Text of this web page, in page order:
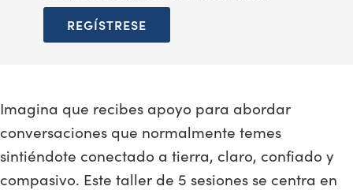
REGÍSTRESE
Imagina que recibes apoyo para abordar
conversaciones que normalmente temes
sintiéndote conectado a tierra, claro, confiado y
compasivo. Este taller de 5 sesiones se centra en